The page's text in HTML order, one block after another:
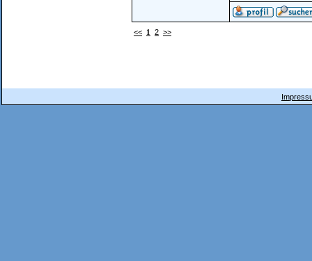
<< 1 2 >>